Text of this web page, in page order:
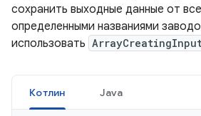
сохранить выходные данные от
определенными названиями
использовать
Котлин Java